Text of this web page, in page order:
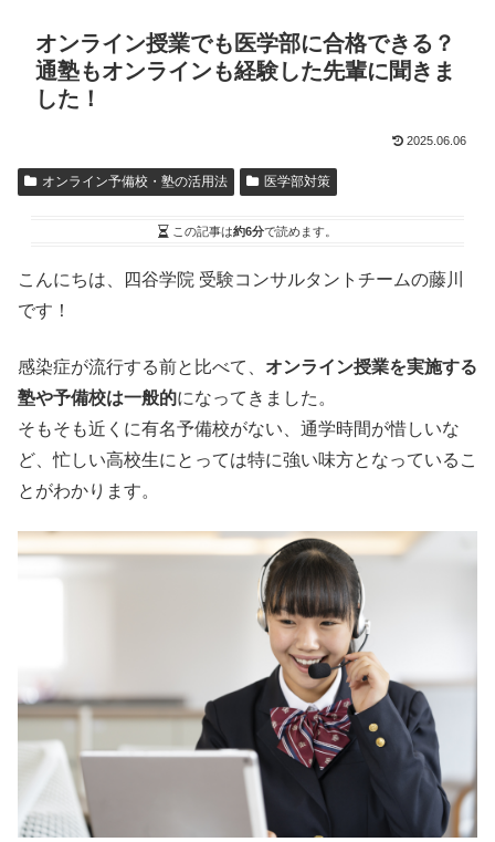
オンライン授業でも医学部に合格できる？
通塾もオンラインも経験した先輩に聞きま
した！
2025.06.06
オンライン予備校・塾の活用法 医学部対策
この記事は約6分で読めます。
こんにちは、四谷学院 受験コンサルタントチームの藤川
です！
感染症が流行する前と比べて、 オンライン授業を実施する
塾や予備校は一般的になってきました。
そもそも近くに有名予備校がない、通学時間が惜しいな
ど、忙しい高校生にとっては特に強い味方となっているこ
とがわかります。